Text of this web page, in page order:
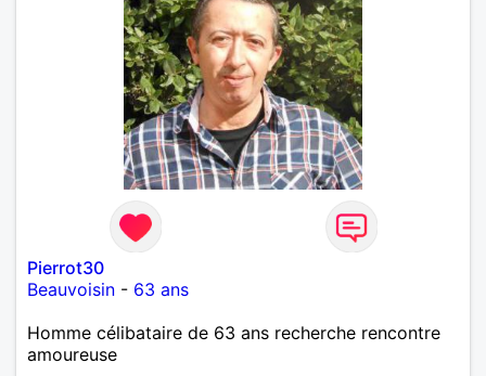
Pierrot30
Beauvoisin - 63 ans
Homme célibataire de 63 ans recherche rencontre
amoureuse